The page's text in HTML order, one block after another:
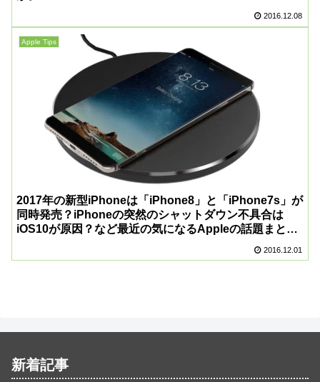
2016.12.08
Apple Tips
2017年の新型iPhoneは「iPhone8」と「iPhone7s」が
同時発売？iPhoneの突然のシャットダウン不具合は
iOS10が原因？など最近の気になるAppleの話題まと
2016.12.01
新着記事